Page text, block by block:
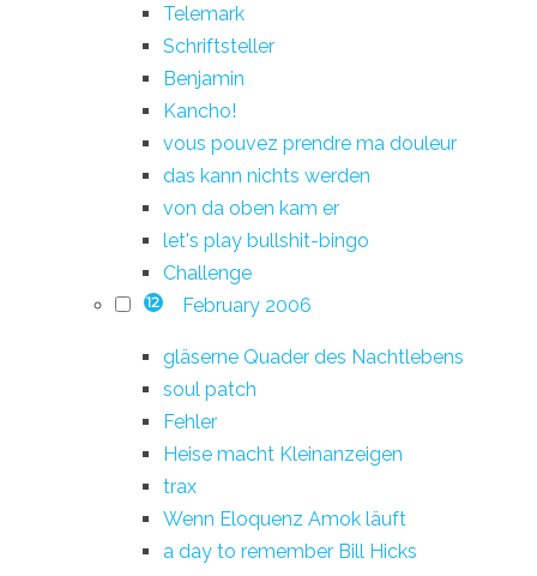
Telemark
Schriftsteller
Benjamin
Kancho!
vous pouvez prendre ma douleur
das kann nichts werden
von da oben kam er
let's play bullshit-bingo
Challenge
12 February 2006
gläserne Quader des Nachtlebens
soul patch
Fehler
Heise macht Kleinanzeigen
trax
Wenn Eloquenz Amok läuft
a day to remember Bill Hicks